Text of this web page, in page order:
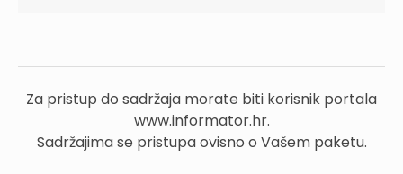
Za pristup do sadržaja morate biti korisnik portala
www.informator.hr.
Sadržajima se pristupa ovisno o Vašem paketu.